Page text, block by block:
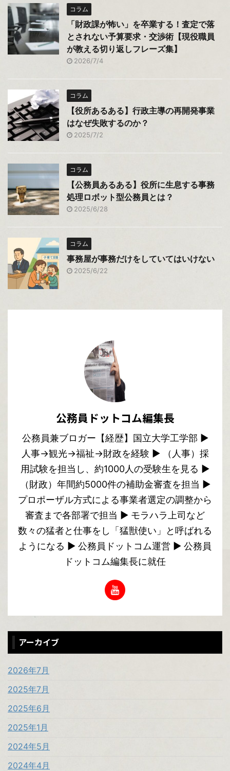
コラム
「財政課が怖い」を卒業する！査定で落
とされない予算要求・交渉術【現役職員
が教える切り返しフレーズ集】
2026/7/4
コラム
【役所あるある】行政主導の再開発事業
はなぜ失敗するのか？
2025/7/2
コラム
【公務員あるある】役所に生息する事務
処理ロボット型公務員とは？
2025/6/28
コラム
事務屋が事務だけをしていてはいけない
2025/6/22
公務員ドットコム編集長
公務員兼ブロガー【経歴】国立大学工学部 ▶︎
人事→観光→福祉→財政を経験 ▶︎ （人事）採
用試験を担当し、約1000人の受験生を見る ▶︎
（財政）年間約5000件の補助金審査を担当 ▶︎
プロポーザル方式による事業者選定の調整から
審査まで各部署で担当 ▶︎ モラハラ上司など
数々の猛者と仕事をし「猛獣使い」と呼ばれる
ようになる ▶︎ 公務員ドットコム運営 ▶︎ 公務員
ドットコム編集長に就任
アーカイブ
2026年7月
2025年7月
2025年6月
2025年1月
2024年5月
2024年4月